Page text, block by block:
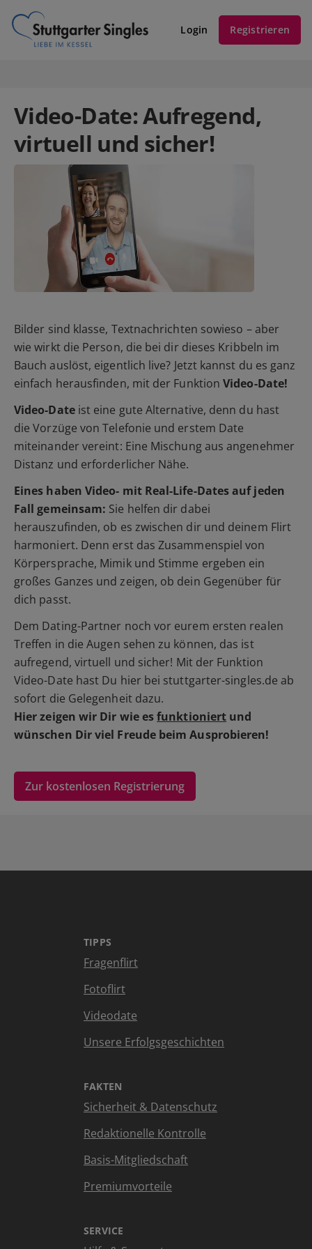
Login Registrieren
Video-Date: Aufregend,
virtuell und sicher!
Bilder sind klasse, Textnachrichten sowieso – aber
wie wirkt die Person, die bei dir dieses Kribbeln im
Bauch auslöst, eigentlich live? Jetzt kannst du es ganz
einfach herausfinden, mit der FunktionVideo-Date!
Video-Dateist eine gute Alternative, denn du hast
die Vorzüge von Telefonie und erstem Date
miteinander vereint: Eine Mischung aus angenehmer
Distanz und erforderlicher Nähe.
Eines haben Video- mit Real-Life-Dates auf jeden
Fall gemeinsam: Sie helfen dir dabei
herauszufinden, ob es zwischen dir und deinem Flirt
harmoniert. Denn erst das Zusammenspiel von
Körpersprache, Mimik und Stimme ergeben ein
großes Ganzes und zeigen, ob dein Gegenüber für
dich passt.
Dem Dating-Partner noch vor eurem ersten realen
Treffen in die Augen sehen zu können, das ist
aufregend, virtuell und sicher! Mit der Funktion
Video-Date hast Du hier bei stuttgarter-singles.de ab
sofort die Gelegenheit dazu.
Hier zeigen wir Dir wie esfunktioniert und
wünschen Dir viel Freude beim Ausprobieren!
Zur kostenlosen Registrierung
TIPPS
Fragenflirt
Fotoflirt
Videodate
Unsere Erfolgsgeschichten
FAKTEN
Sicherheit & Datenschutz
Redaktionelle Kontrolle
Basis-Mitgliedschaft
Premiumvorteile
SERVICE